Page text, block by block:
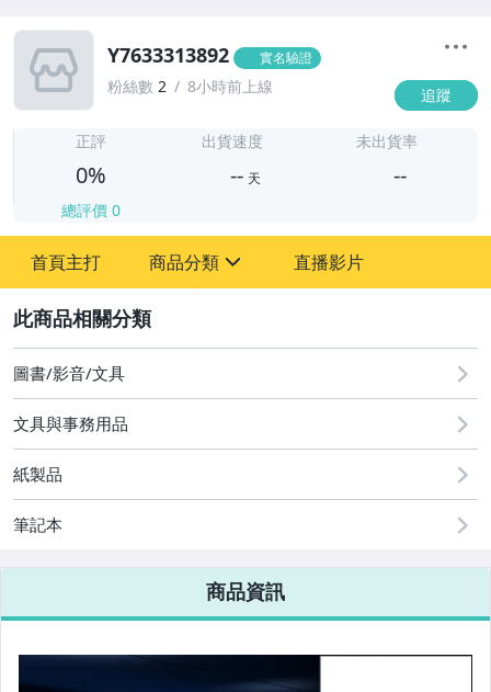
Y7633313892 實名驗證
粉絲數 2 8小時前上線 追蹤
正評
0%
總評價 0
出貨速度
-- 天
未出貨率
--
首頁主打 商品分類
圖書/影音/文具
古董、藝術與礦石
手機、配件與通訊
美容保養與彩妝
電腦、平板與周邊
運動、戶外與休閒
直播影片
圖書/影音/文具
文具與事務用品
紙製品
筆記本
商品資訊